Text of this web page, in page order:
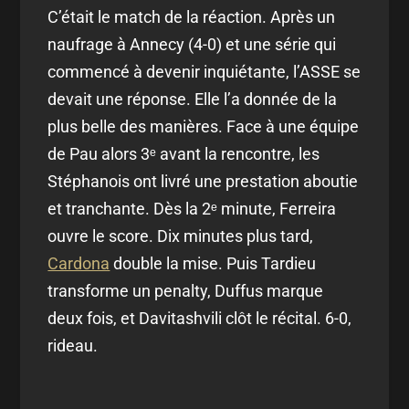
C’était le match de la réaction. Après un
naufrage à Annecy (4-0) et une série qui
commencé à devenir inquiétante, l’ASSE se
devait une réponse. Elle l’a donnée de la
plus belle des manières. Face à une équipe
de Pau alors 3ᵉ avant la rencontre, les
Stéphanois ont livré une prestation aboutie
et tranchante. Dès la 2ᵉ minute, Ferreira
ouvre le score. Dix minutes plus tard,
Cardona double la mise. Puis Tardieu
transforme un penalty, Duffus marque
deux fois, et Davitashvili clôt le récital. 6-0,
rideau.